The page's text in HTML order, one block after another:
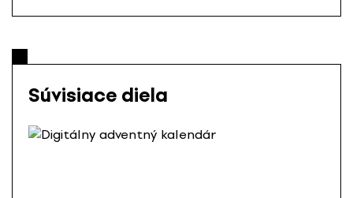
Súvisiace diela